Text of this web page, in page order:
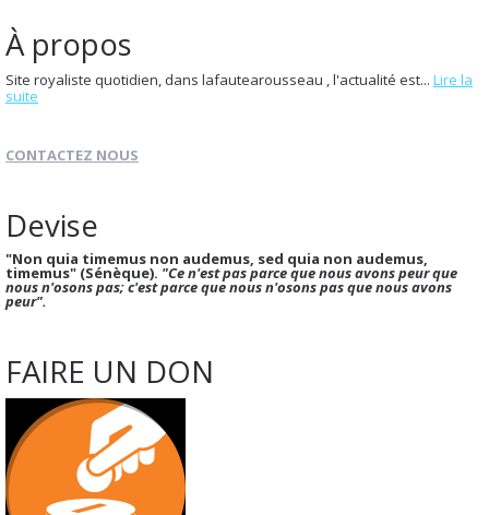
À propos
Site royaliste quotidien, dans lafautearousseau , l'actualité est... Lire la
suite
CONTACTEZ NOUS
Devise
"Non quia timemus non audemus, sed quia non audemus,
timemus" (Sénèque). "Ce n'est pas parce que nous avons peur que
nous n'osons pas; c'est parce que nous n'osons pas que nous avons
peur".
FAIRE UN DON